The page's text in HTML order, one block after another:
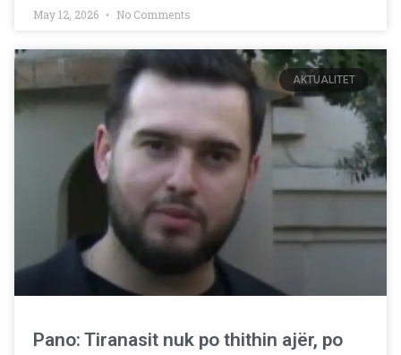
May 12, 2026 No Comments
AKTUALITET
Pano: Tiranasit nuk po thithin ajër, po